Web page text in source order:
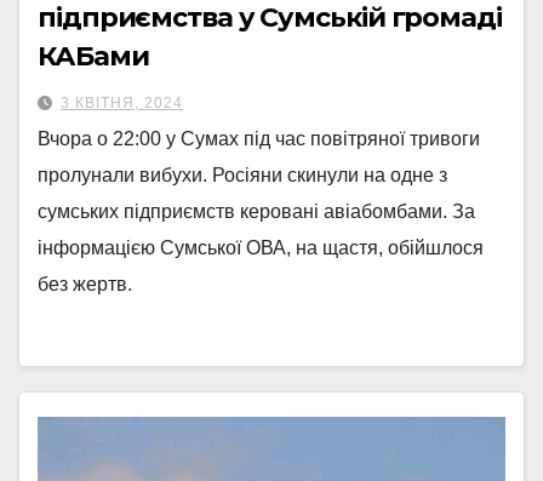
підприємства у Сумській громаді
КАБами
3 КВІТНЯ, 2024
Вчора о 22:00 у Сумах під час повітряної тривоги
пролунали вибухи. Росіяни скинули на одне з
сумських підприємств керовані авіабомбами. За
інформацією Сумської ОВА, на щастя, обійшлося
без жертв.